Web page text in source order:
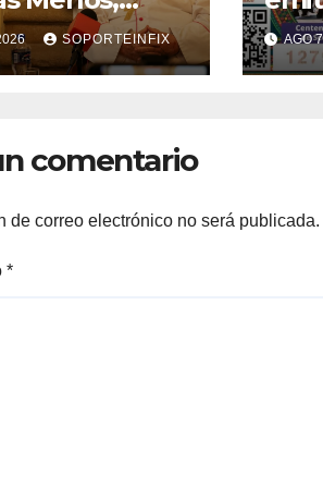
emérito
SOPORTEINFIX AGO
comentario
de correo electrónico no será publicada.
*